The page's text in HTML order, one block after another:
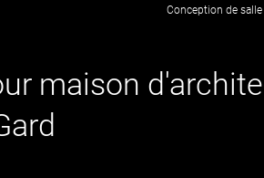
Conception de
maison